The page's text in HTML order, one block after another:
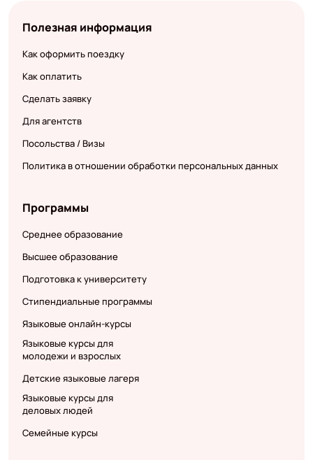
Полезная информация
Как оформить поездку
Как оплатить
Сделать заявку
Для агентств
Посольства / Визы
Политика в отношении обработки персональных данных
Программы
Среднее образование
Высшее образование
Подготовка к университету
Стипендиальные программы
Языковые онлайн-курсы
Языковые курсы для
молодежи и взрослых
Детские языковые лагеря
Языковые курсы для
деловых людей
Семейные курсы